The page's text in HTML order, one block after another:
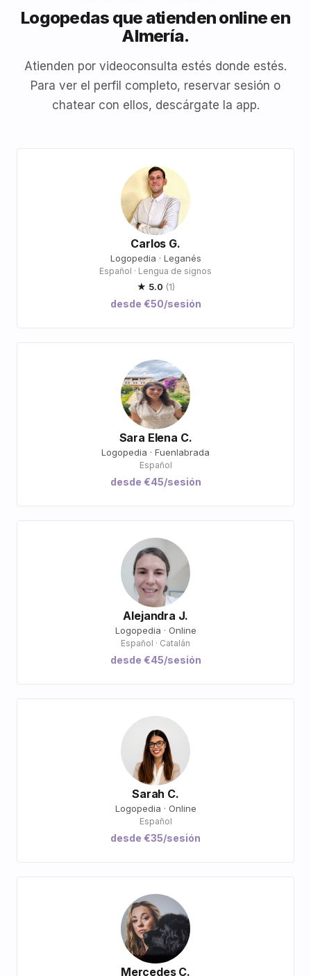
Logopedas que atienden online en
Almería.
Atienden por videoconsulta estés donde estés.
Para ver el perfil completo, reservar sesión o
chatear con ellos, descárgate la app.
Carlos G.
Logopedia · Leganés
Español · Lengua de signos
★ 5.0 (1)
desde €50/sesión
Sara Elena C.
Logopedia · Fuenlabrada
Español
desde €45/sesión
Alejandra J.
Logopedia · Online
Español · Catalán
desde €45/sesión
Sarah C.
Logopedia · Online
Español
desde €35/sesión
Mercedes C.